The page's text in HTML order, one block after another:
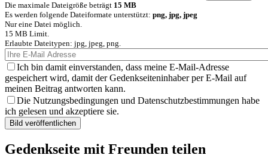
Die maximale Dateigröße beträgt 15 MB
Es werden folgende Dateiformate unterstützt: png, jpg, jpeg
Nur eine Datei möglich.
15 MB Limit.
Erlaubte Dateitypen: jpg, jpeg, png.
Ich bin damit einverstanden, dass meine E-Mail-Adresse
gespeichert wird, damit der Gedenkseiteninhaber per E-Mail auf
meinen Beitrag antworten kann.
Die Nutzungsbedingungen und Datenschutzbestimmungen habe
ich gelesen und akzeptiere sie.
Gedenkseite mit Freunden teilen